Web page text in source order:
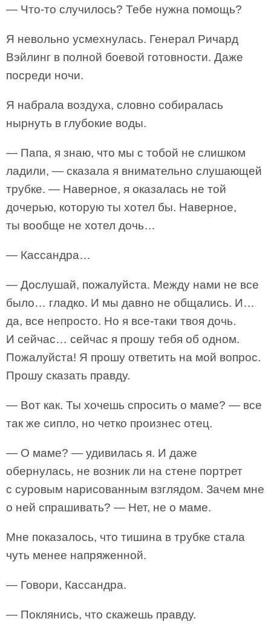
— Что-то случилось? Тебе нужна помощь?
Я невольно усмехнулась. Генерал Ричард
Вэйлинг в полной боевой готовности. Даже
посреди ночи.
Я набрала воздуха, словно собиралась
нырнуть в глубокие воды.
— Папа, я знаю, что мы с тобой не слишком
ладили, — сказала я внимательно слушающей
трубке. — Наверное, я оказалась не той
дочерью, которую ты хотел бы. Наверное,
ты вообще не хотел дочь…
— Кассандра…
— Дослушай, пожалуйста. Между нами не все
было… гладко. И мы давно не общались. И…
да, все непросто. Но я все-таки твоя дочь.
И сейчас… сейчас я прошу тебя об одном.
Пожалуйста! Я прошу ответить на мой вопрос.
Прошу сказать правду.
— Вот как. Ты хочешь спросить о маме? — все
так же сипло, но четко произнес отец.
— О маме? — удивилась я. И даже
обернулась, не возник ли на стене портрет
с суровым нарисованным взглядом. Зачем мне
о ней спрашивать? — Нет, не о маме.
Мне показалось, что тишина в трубке стала
чуть менее напряженной.
— Говори, Кассандра.
— Поклянись, что скажешь правду.